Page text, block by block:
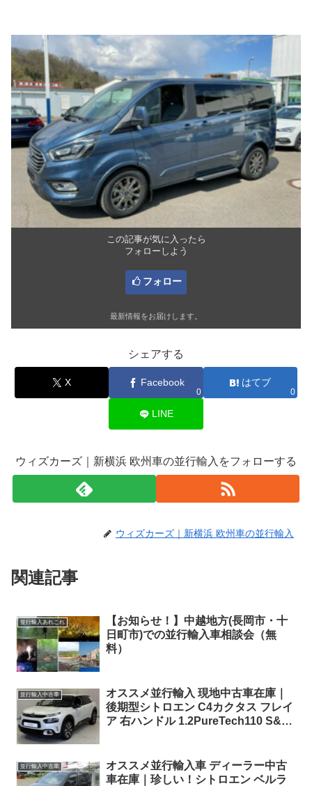
この記事が気に入ったら
フォローしよう
フォロー
最新情報をお届けします。
シェアする
X Facebook
0
はてブ
0
LINE
ウィズカーズ｜新横浜 欧州車の並行輸入をフォローする
ウィズカーズ｜新横浜 欧州車の並行輸入
関連記事
並行輸入あれこれ
【お知らせ！】中越地方(長岡市・十
日町市)での並行輸入車相談会（無
料）
並行輸入中古車
オススメ並行輸入 現地中古車在庫｜
後期型シトロエン C4カクタス フレイ
ア 右ハンドル 1.2PureTech110 S&S
並行輸入中古車
オススメ並行輸入車 ディーラー中古
車在庫｜珍しい！シトロエン ベルラ